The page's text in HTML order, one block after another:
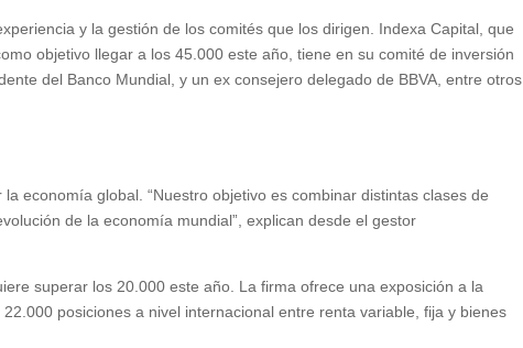
y la gestión de los comités que los dirigen. Indexa Capital, que
objetivo llegar a los 45.000 este año, tiene en su comité de inversión
del Banco Mundial, y un ex consejero delegado de BBVA, entre otros.
la economía global. “Nuestro objetivo es combinar distintas clases de
de la economía mundial”, explican desde el gestor
superar los 20.000 este año. La firma ofrece una exposición a la
posiciones a nivel internacional entre renta variable, fija y bienes